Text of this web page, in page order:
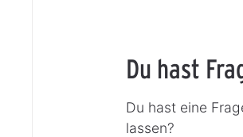
Du hast
Du hast eine
lassen?